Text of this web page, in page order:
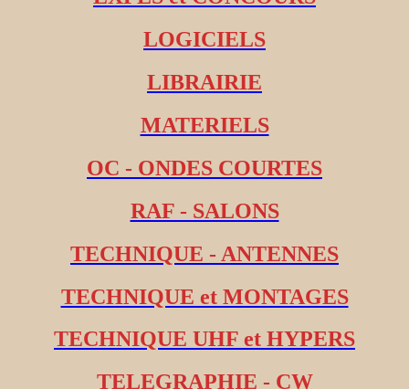
LOGICIELS
LIBRAIRIE
MATERIELS
OC - ONDES COURTES
RAF - SALONS
TECHNIQUE - ANTENNES
TECHNIQUE et MONTAGES
TECHNIQUE UHF et HYPERS
TELEGRAPHIE - CW